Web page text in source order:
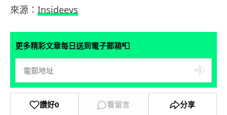
來源： Insideevs
更多精彩文章每日送到電子郵箱📮
讚好0 看留言 分享